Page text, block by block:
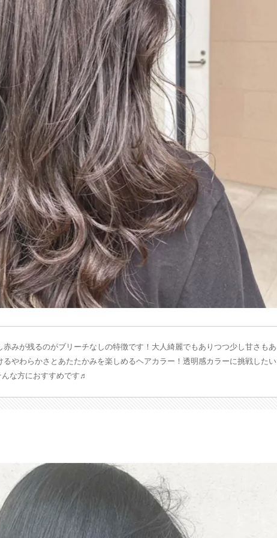
みが残るのがブリーチなしの特徴です！大人綺麗でもありつつ少し甘さもあ
やわらかさとあたたかみを楽しめるヘアカラー！透明感カラーに挑戦したい
な方におすすめです♬